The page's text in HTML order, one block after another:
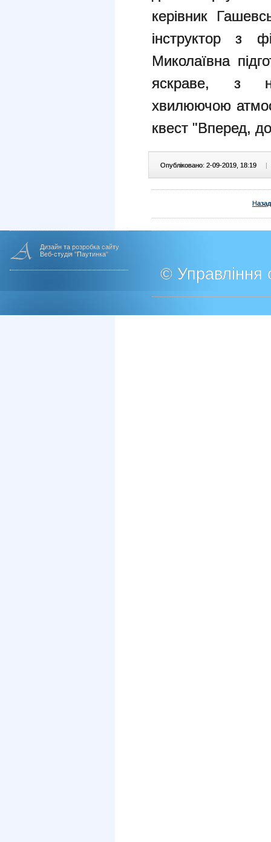
керівник
інструктор з
Миколаївна
яскраве, з
хвилюючою
квест "Вперед,
Опубліковано: 2-09-2019, 18:19 |
Назад
Дизайн та розробка сайту
Веб-студія "Паутинка"
© Управління